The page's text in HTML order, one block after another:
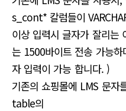
s_cont* 칼럼들이
이상 입력시 글자가 잘리는
는 1500바이트 전송 가능
자 입력이 가능 합니다. )
기존의 쇼핑몰에 LMS 문자
table의